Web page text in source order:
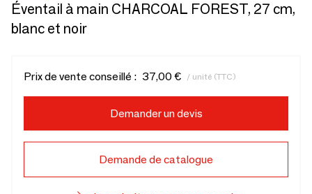
Éventail à main CHARCOAL FOREST, 27 cm,
blanc et noir
Prix de vente conseillé : 37,00 € / unité (TTC)
Demander un devis
Demande de catalogue